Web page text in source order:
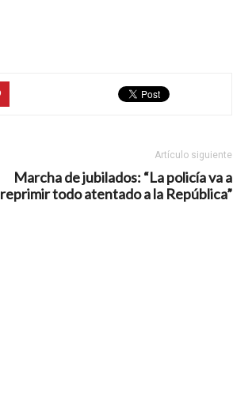
Artículo siguiente
Marcha de jubilados: “La policía va a
reprimir todo atentado a la República”